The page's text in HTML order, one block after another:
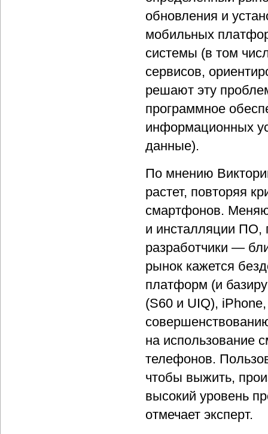
обновления и
мобильных
системы (в том
сервисов,
решают эту
программное
информационных
данные).
По мнению
растет, повторяя
смартфонов.
и инсталляции ПО,
разработчики —
рынок кажется
платформ (и
(S60 и UIQ),
на использование
телефонов.
чтобы выжить,
высокий уровень
отмечает эксперт.